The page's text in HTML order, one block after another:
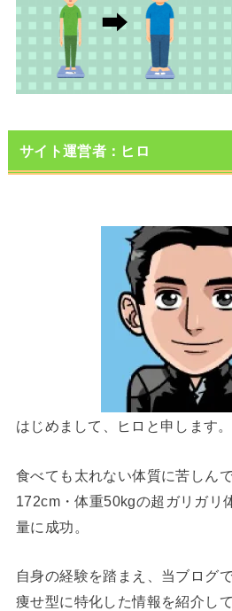
サイト運営者：ヒロ
はじめまして、ヒロと申します。
食べても太れない体質に苦しん
172cm・体重50kgの超ガリガリ
量に成功。
自身の経験を踏まえ、当ブログ
痩せ型に特化した情報を紹介して